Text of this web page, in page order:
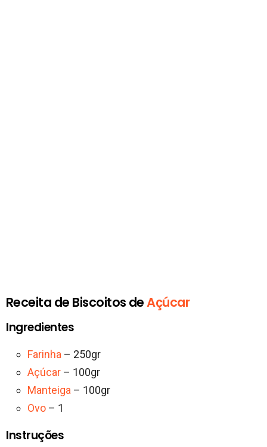
Receita de Biscoitos deAçúcar
Ingredientes
Farinha – 250gr
Açúcar – 100gr
Manteiga – 100gr
Ovo – 1
Instruções